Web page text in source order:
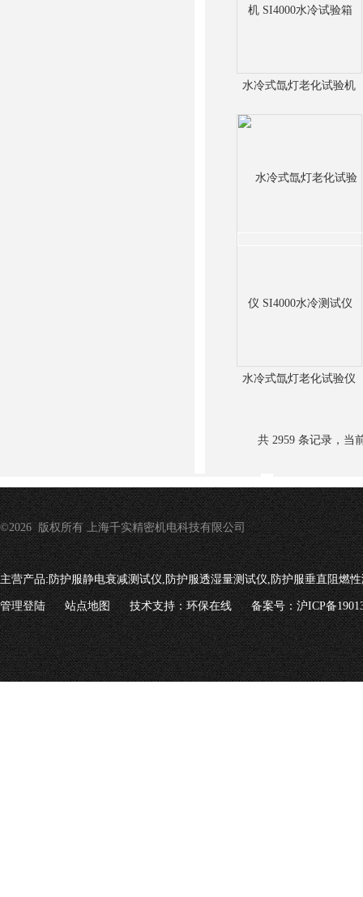
水冷式氙灯老化试验机
水冷式氙灯老化试验仪
共 2959 条记录，当
©2026 版权所有 上海千实精密机电科技有限公司
主营产品:防护服静电衰减测试仪,防护服透湿量测试仪,防护服垂直阻燃
管理登陆 站点地图 技术支持：环保在线 备案号：沪ICP备